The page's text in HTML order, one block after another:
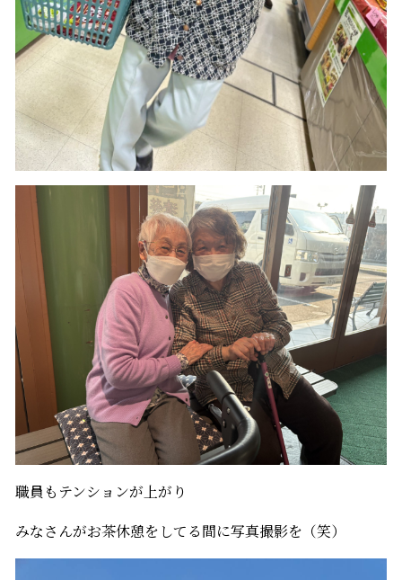
職員もテンションが上がり
みなさんがお茶休憩をしてる間に写真撮影を（笑）